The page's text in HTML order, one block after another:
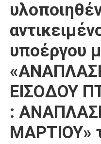
υποέργου
ΕΙΣΟΔΟΥ
:
ΜΑΡΤΙΟΥ»